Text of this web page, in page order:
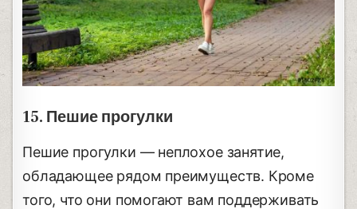
15. Пешие прогулки
Пешие прогулки — неплохое занятие,
обладающее рядом преимуществ. Кроме
того, что они помогают вам поддерживать